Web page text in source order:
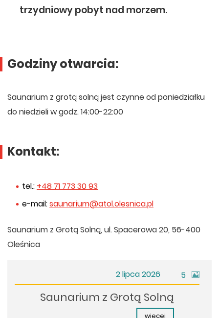
trzydniowy pobyt nad morzem.
Godziny otwarcia:
Saunarium z grotą solną jest czynne od poniedziałku
do niedzieli w godz. 14:00-22:00
Kontakt:
tel.: +48 71 773 30 93
e-mail:saunarium@atol.olesnica.pl
Saunarium z Grotą Solną, ul. Spacerowa 20, 56-400
Oleśnica
Saunarium z Grotą Solną
2 lipca 2026 5zdjęć